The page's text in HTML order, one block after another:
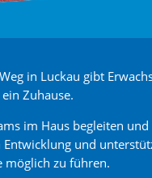
in Luckau gibt
Zuhause.
im Haus begleiten
und
möglich zu führen.